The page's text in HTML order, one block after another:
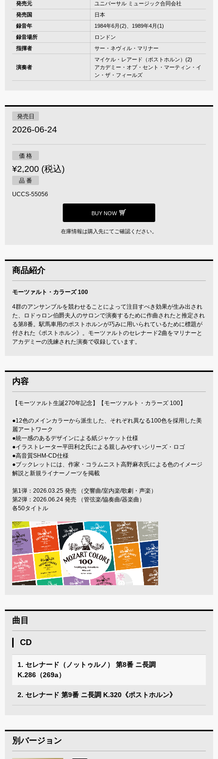
発売元
ユニバーサル ミュージック合同会社
発売国
日本
録音年
1984年6月(2)、1989年4月(1)
録音場所
ロンドン
指揮者
サー・ネヴィル・マリナー
演奏者
マイケル・レアード（ポストホルン）(2)
アカデミー・オブ・セント・マーティン・イ
ン・ザ・フィールズ
発売日
2026-06-24
価 格
¥2,200 (税込)
品 番
UCCS-55056
BUY NOW
在庫情報は購入先にてご確認ください。
商品紹介
モーツァルト・カラーズ 100
4群のアンサンブルを競わせることによって注目すべき効果が生み出され
た、ロドゥロン伯爵夫人のサロンで演奏するために作曲されたと推定され
る第8番。駅馬車用のポストホルンが巧みに用いられているために標題が
付された《ポストホルン》。モーツァルトのセレナード2曲をマリナーと
アカデミーの洗練された演奏で収録しています。
内容
【モーツァルト生誕270年記念】【モーツァルト・カラーズ 100】
●12色のメインカラーから派生した、それぞれ異なる100色を採用した美
麗アートワーク
●統一感のあるデザインによる紙ジャケット仕様
●イラストレーター平田利之氏による親しみやすいシリーズ・ロゴ
●高音質SHM-CD仕様
●ブックレットには、作家・コラムニスト高野麻衣氏による色のイメージ
解説と新規ライナーノーツを掲載
第1弾：2026.03.25 発売 （交響曲/室内楽/歌劇・声楽）
第2弾：2026.06.24 発売 （管弦楽/協奏曲/器楽曲）
各50タイトル
曲目
CD
1. セレナード（ノットゥルノ） 第8番 ニ長調
K.286（269a）
2. セレナード 第9番 ニ長調 K.320《ポストホルン》
別バージョン